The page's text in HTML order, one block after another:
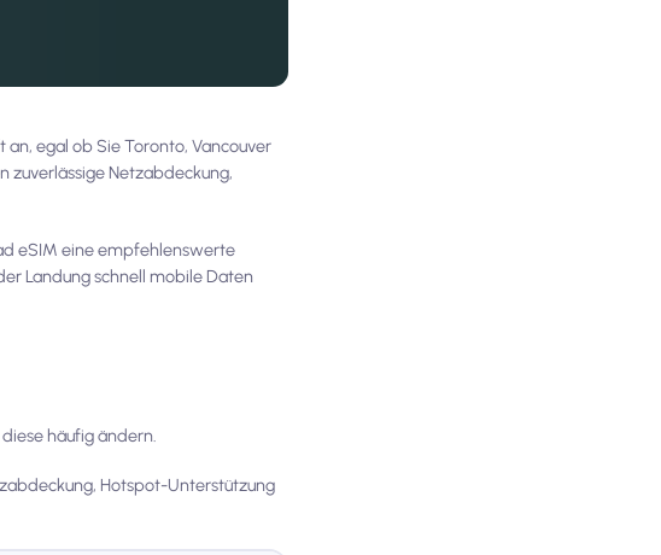
egal ob Sie Toronto, Vancouver
zuverlässige Netzabdeckung,
eSIM eine empfehlenswerte
Landung schnell mobile Daten
häufig ändern.
Hotspot-Unterstützung